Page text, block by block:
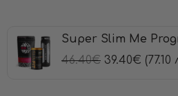
Super Slim Me
46.40€ 39.40€ (77.10